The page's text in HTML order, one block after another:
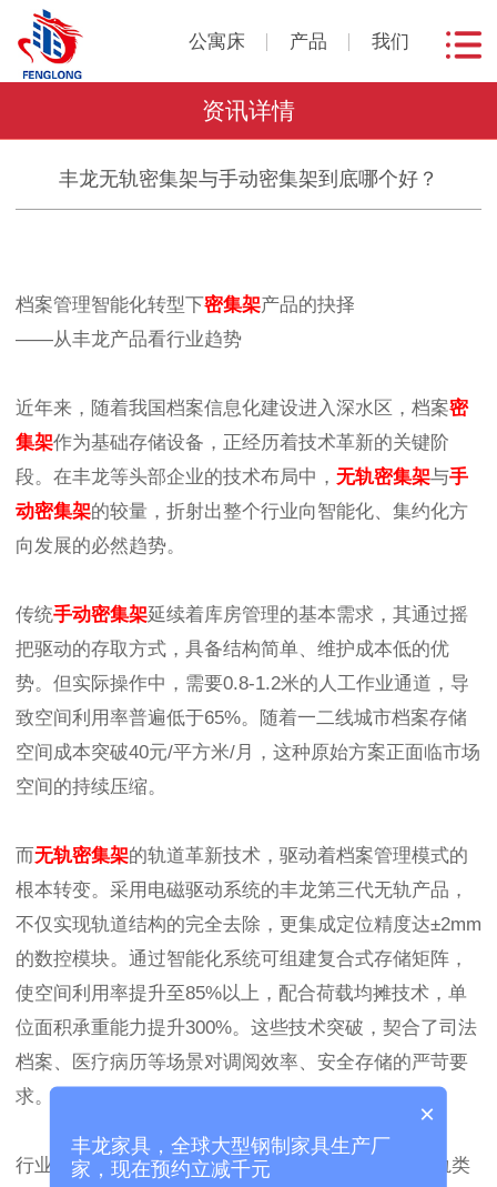
公寓床 产品 我们
资讯详情
丰龙无轨密集架与手动密集架到底哪个好？
档案管理智能化转型下密集架产品的抉择
——从丰龙产品看行业趋势
近年来，随着我国档案信息化建设进入深水区，档案密
集架作为基础存储设备，正经历着技术革新的关键阶
段。在丰龙等头部企业的技术布局中， 无轨密集架与手
动密集架的较量，折射出整个行业向智能化、集约化方
向发展的必然趋势。
传统手动密集架延续着库房管理的基本需求，其通过摇
把驱动的存取方式，具备结构简单、维护成本低的优
势。但实际操作中，需要0.8-1.2米的人工作业通道，导
致空间利用率普遍低于65%。随着一二线城市档案存储
空间成本突破40元/平方米/月，这种原始方案正面临市场
空间的持续压缩。
而无轨密集架的轨道革新技术，驱动着档案管理模式的
根本转变。采用电磁驱动系统的丰龙第三代无轨产品，
不仅实现轨道结构的完全去除，更集成定位精度达±2mm
的数控模块。通过智能化系统可组建复合式存储矩阵，
使空间利用率提升至85%以上，配合荷载均摊技术，单
位面积承重能力提升300%。这些技术突破，契合了司法
档案、医疗病历等场景对调阅效率、安全存储的严苛要
求。
行业数据显示，2023年国内档案密集架
市场中，无轨类
×
丰龙家具，全球大型钢制家具生产厂
家，现在预约立减千元